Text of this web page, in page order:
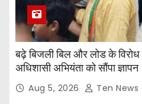
बढ़े बिजली बिल और लोड के
अधिशासी अभियंता को सौंपा ज्ञापन
Aug 5, 2026 Ten News